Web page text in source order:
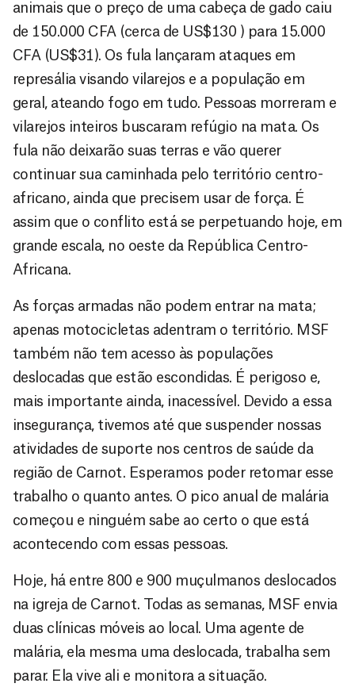
animais que o preço de uma cabeça de gado caiu
de 150.000 CFA (cerca de US$130 ) para 15.000
CFA (US$31). Os fula lançaram ataques em
represália visando vilarejos e a população em
geral, ateando fogo em tudo. Pessoas morreram e
vilarejos inteiros buscaram refúgio na mata. Os
fula não deixarão suas terras e vão querer
continuar sua caminhada pelo território centro-
africano, ainda que precisem usar de força. É
assim que o conflito está se perpetuando hoje, em
grande escala, no oeste da República Centro-
Africana.
As forças armadas não podem entrar na mata;
apenas motocicletas adentram o território. MSF
também não tem acesso às populações
deslocadas que estão escondidas. É perigoso e,
mais importante ainda, inacessível. Devido a essa
insegurança, tivemos até que suspender nossas
atividades de suporte nos centros de saúde da
região de Carnot. Esperamos poder retomar esse
trabalho o quanto antes. O pico anual de malária
começou e ninguém sabe ao certo o que está
acontecendo com essas pessoas.
Hoje, há entre 800 e 900 muçulmanos deslocados
na igreja de Carnot. Todas as semanas, MSF envia
duas clínicas móveis ao local. Uma agente de
malária, ela mesma uma deslocada, trabalha sem
parar. Ela vive ali e monitora a situação.